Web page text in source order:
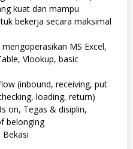
kuat dan mampu
bekerja secara maksimal
MS Excel,
Vlookup, basic
(inbound, receiving, put
loading, return)
on, Tegas & disiplin,
belonging